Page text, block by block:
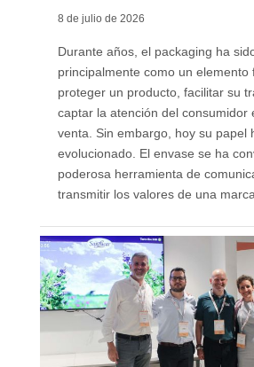
8 de julio de 2026
Durante años, el packaging ha
principalmente como un elemento
proteger un producto, facilitar su
captar la atención del consumidor
venta. Sin embargo, hoy su papel
evolucionado. El envase se ha
poderosa herramienta de
transmitir los valores de una marca